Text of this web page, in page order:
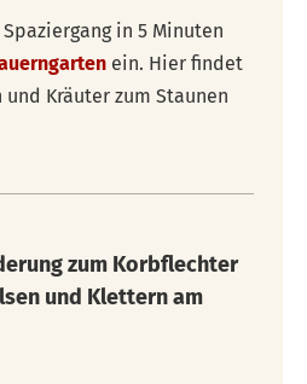
in 5 Minuten
ein. Hier findet
Kräuter zum Staunen
zum Korbflechter
und Klettern am